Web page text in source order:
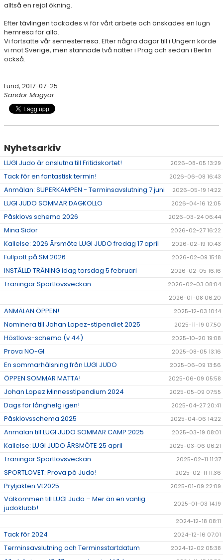
alltså en rejäl ökning.
Efter tävlingen tackades vi för vårt arbete och önskades en lugn
hemresa för alla.
Vi fortsatte vår semesterresa. Efter några dagar till i Ungern körde
vi mot Sverige, men stannade två nätter i Prag och sedan i Berlin
också.
Lund, 2017-07-25
Sandor Magyar
Nyhetsarkiv
LUGI Judo är anslutna till Fritidskortet! 2026-08-05 13:29
Tack för en fantastisk termin! 2026-06-08 16:43
Anmälan: SUPERKAMPEN - Terminsavslutning 7 juni 2026-05-19 14:22
LUGI JUDO SOMMAR DAGKOLLO 2026-04-16 12:05
Påsklovs schema 2026 2026-03-24 06:44
Mina Sidor 2026-02-27 16:22
Kallelse: 2026 Årsmöte LUGI JUDO fredag 17 april 2026-02-19 10:43
Fullpott på SM 2026 2026-02-09 15:18
INSTÄLLD TRÄNING idag torsdag 5 februari 2026-02-05 16:16
Träningar Sportlovsveckan
2026-02-03 08:04
2026-01-08 06:20
ANMÄLAN ÖPPEN! 2025-12-03 10:14
Nominera till Johan Lopez-stipendiet 2025 2025-11-19 07:50
Höstlovs-schema (v 44) 2025-10-20 19:08
Prova NO-GI 2025-08-05 13:16
En sommarhälsning från LUGI JUDO 2025-06-09 13:56
ÖPPEN SOMMAR MATTA! 2025-06-09 05:58
Johan Lopez Minnesstipendium 2024 2025-05-09 07:55
Dags för långhelg igen! 2025-04-27 20:41
Påsklovsschema 2025 2025-04-06 14:22
Anmälan till LUGI JUDO SOMMAR CAMP 2025 2025-03-19 08:01
Kallelse: LUGI JUDO ÅRSMÖTE 25 april 2025-03-06 06:21
Träningar Sportlovsveckan 2025-02-11 11:37
SPORTLOVET: Prova på Judo! 2025-02-11 11:36
Pryljakten Vt2025 2025-01-09 22:09
Välkommen till LUGI Judo – Mer än en vanlig
judoklubb!
2025-01-03 14:19
2024-12-18 08:11
Tack för 2024 2024-12-16 07:01
Terminsavslutning och Terminsstartdatum 2024-12-02 05:38